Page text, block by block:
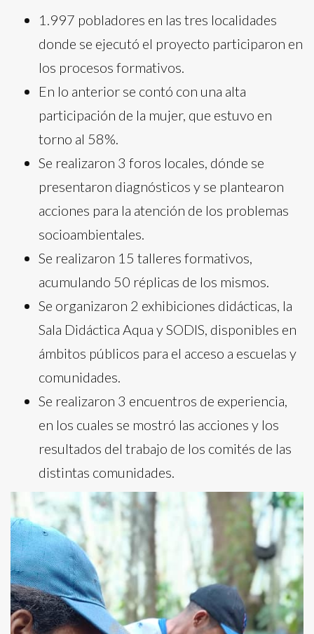
1.997 pobladores en las tres localidades
donde se ejecutó el proyecto participaron en
los procesos formativos.
En lo anterior se contó con una alta
participación de la mujer, que estuvo en
torno al 58%.
Se realizaron 3 foros locales, dónde se
presentaron diagnósticos y se plantearon
acciones para la atención de los problemas
socioambientales.
Se realizaron 15 talleres formativos,
acumulando 50 réplicas de los mismos.
Se organizaron 2 exhibiciones didácticas, la
Sala Didáctica Aqua y SODIS, disponibles en
ámbitos públicos para el acceso a escuelas y
comunidades.
Se realizaron 3 encuentros de experiencia,
en los cuales se mostró las acciones y los
resultados del trabajo de los comités de las
distintas comunidades.